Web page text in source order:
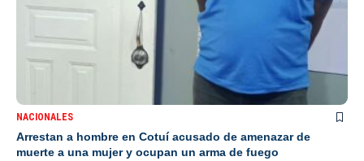
NACIONALES
Arrestan a hombre en Cotuí acusado de amenazar de
muerte a una mujer y ocupan un arma de fuego